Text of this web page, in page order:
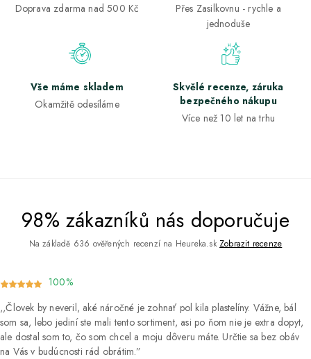
Doprava zdarma nad 500 Kč
Přes Zasilkovnu - rychle a
jednoduše
Vše máme skladem
Okamžitě odesíláme
Skvělé recenze, záruka
bezpečného nákupu
Více než 10 let na trhu
98% zákazníků nás doporučuje
Na základě 636 ověřených recenzí na Heureka.sk Zobrazit recenze
100%
Človek by neveril, aké náročné je zohnať pol kila plastelíny. Vážne, bál
som sa, lebo jediní ste mali tento sortiment, asi po ňom nie je extra dopyt,
ale dostal som to, čo som chcel a moju dôveru máte. Určtie sa bez obáv
na Vás v budúcnosti rád obrátim.